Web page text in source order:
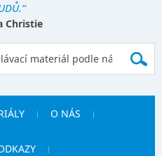
Christie
O NÁS